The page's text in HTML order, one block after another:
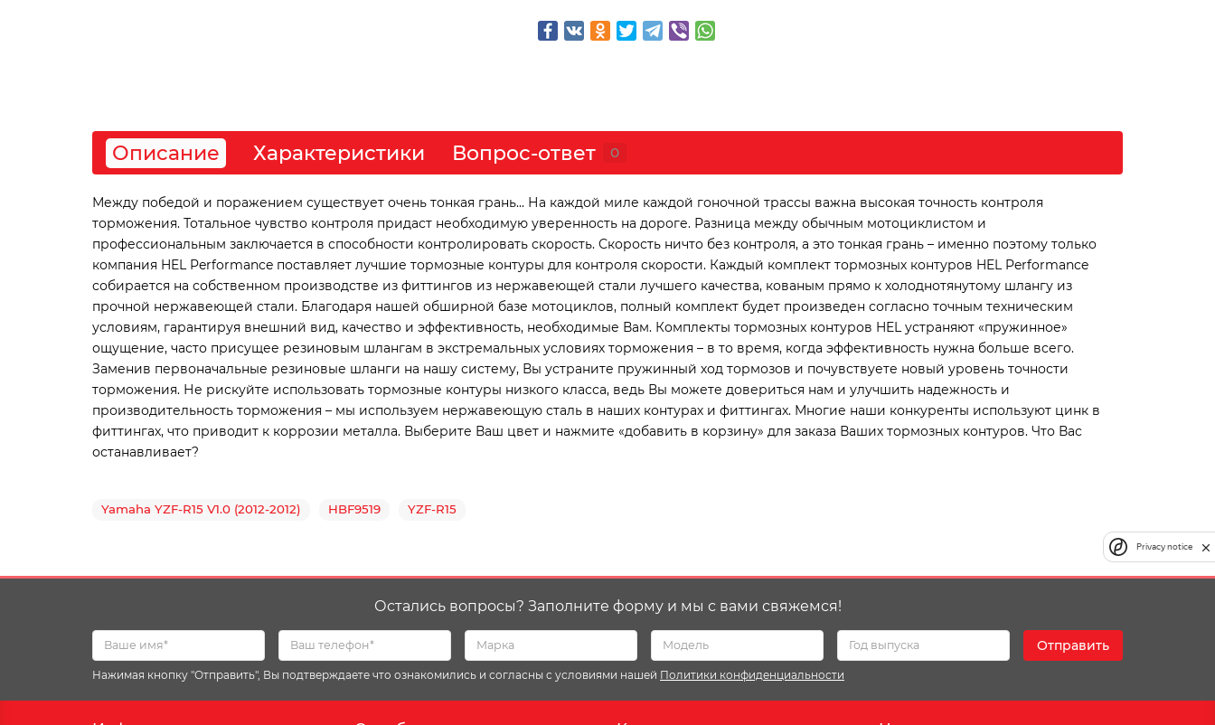
Описание Характеристики Вопрос-ответ 0
Между победой и поражением существует очень тонкая грань... На каждой миле каждой гоночной трассы важна высокая точность контроля
торможения. Тотальное чувство контроля придаст необходимую уверенность на дороге. Разница между обычным мотоциклистом и
профессиональным заключается в способности контролировать скорость. Скорость ничто без контроля, а это тонкая грань – именно поэтому только
компания HEL Performance поставляет лучшие тормозные контуры для контроля скорости. Каждый комплект тормозных контуров HEL Performance
собирается на собственном производстве из фиттингов из нержавеющей стали лучшего качества, кованым прямо к холоднотянутому шлангу из
прочной нержавеющей стали. Благодаря нашей обширной базе мотоциклов, полный комплект будет произведен согласно точным техническим
условиям, гарантируя внешний вид, качество и эффективность, необходимые Вам. Комплекты тормозных контуров HEL устраняют «пружинное»
ощущение, часто присущее резиновым шлангам в экстремальных условиях торможения – в то время, когда эффективность нужна больше всего.
Заменив первоначальные резиновые шланги на нашу систему, Вы устраните пружинный ход тормозов и почувствуете новый уровень точности
торможения. Не рискуйте использовать тормозные контуры низкого класса, ведь Вы можете довериться нам и улучшить надежность и
производительность торможения – мы используем нержавеющую сталь в наших контурах и фиттингах. Многие наши конкуренты используют цинк в
фиттингах, что приводит к коррозии металла. Выберите Ваш цвет и нажмите «добавить в корзину» для заказа Ваших тормозных контуров. Что Вас
останавливает?
Yamaha YZF-R15 V1.0 (2012-2012) HBF9519 YZF-R15
Остались вопросы? Заполните форму и мы с вами свяжемся!
Отправить
Нажимая кнопку "Отправить", Вы подтверждаете что ознакомились и согласны с условиями нашей Политики конфиденциальности
Privacy notice